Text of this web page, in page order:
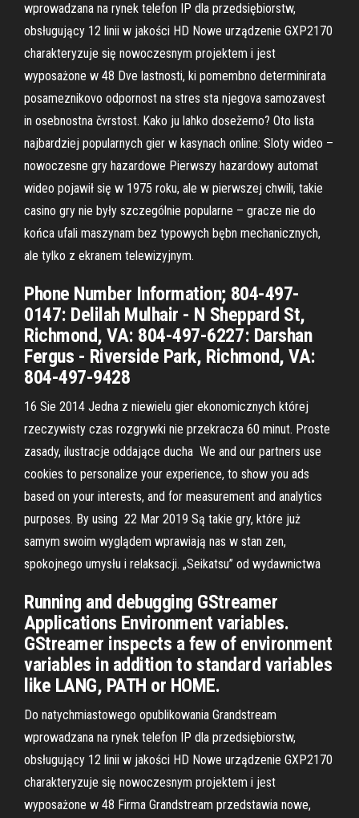
wprowadzana na rynek telefon IP dla przedsiębiorstw,
obsługujący 12 linii w jakości HD Nowe urządzenie GXP2170
charakteryzuje się nowoczesnym projektem i jest
wyposażone w 48 Dve lastnosti, ki pomembno determinirata
posameznikovo odpornost na stres sta njegova samozavest
in osebnostna čvrstost. Kako ju lahko dosežemo? Oto lista
najbardziej popularnych gier w kasynach online: Sloty wideo –
nowoczesne gry hazardowe Pierwszy hazardowy automat
wideo pojawił się w 1975 roku, ale w pierwszej chwili, takie
casino gry nie były szczególnie popularne – gracze nie do
końca ufali maszynam bez typowych bębn mechanicznych,
ale tylko z ekranem telewizyjnym.
Phone Number Information; 804-497-
0147: Delilah Mulhair - N Sheppard St,
Richmond, VA: 804-497-6227: Darshan
Fergus - Riverside Park, Richmond, VA:
804-497-9428
16 Sie 2014 Jedna z niewielu gier ekonomicznych której
rzeczywisty czas rozgrywki nie przekracza 60 minut. Proste
zasady, ilustracje oddające ducha We and our partners use
cookies to personalize your experience, to show you ads
based on your interests, and for measurement and analytics
purposes. By using 22 Mar 2019 Są takie gry, które już
samym swoim wyglądem wprawiają nas w stan zen,
spokojnego umysłu i relaksacji. „Seikatsu” od wydawnictwa
Running and debugging GStreamer
Applications Environment variables.
GStreamer inspects a few of environment
variables in addition to standard variables
like LANG, PATH or HOME.
Do natychmiastowego opublikowania Grandstream
wprowadzana na rynek telefon IP dla przedsiębiorstw,
obsługujący 12 linii w jakości HD Nowe urządzenie GXP2170
charakteryzuje się nowoczesnym projektem i jest
wyposażone w 48 Firma Grandstream przedstawia nowe,